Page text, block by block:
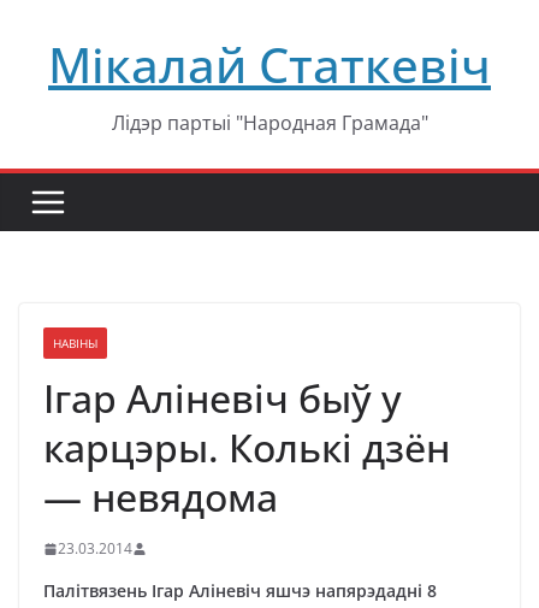
содержимому
Мікалай Статкевіч
Лідэр партыі "Народная Грамада"
НАВІНЫ
Ігар Аліневіч быў у
карцэры. Колькі дзён
— невядома
23.03.2014
Палітвязень Ігар Аліневіч яшчэ напярэдадні 8